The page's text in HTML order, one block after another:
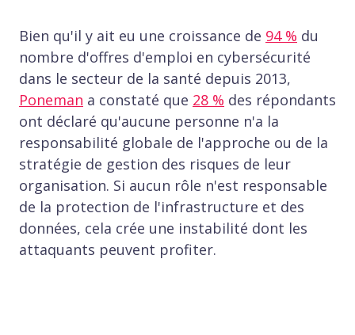
Bien qu'il y ait eu une croissance de 94 % du
nombre d'offres d'emploi en cybersécurité
dans le secteur de la santé depuis 2013,
Poneman a constaté que 28 % des répondants
ont déclaré qu'aucune personne n'a la
responsabilité globale de l'approche ou de la
stratégie de gestion des risques de leur
organisation. Si aucun rôle n'est responsable
de la protection de l'infrastructure et des
données, cela crée une instabilité dont les
attaquants peuvent profiter.